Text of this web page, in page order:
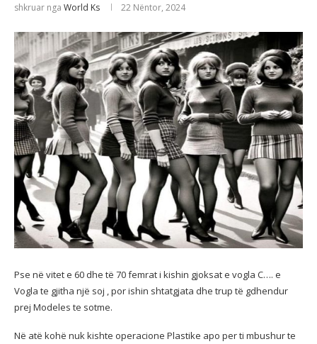
shkruar nga World Ks 22 Nëntor, 2024
Pse në vitet e 60 dhe të 70 femrat i kishin gjoksat e vogla C…. e
Vogla te gjitha një soj , por ishin shtatgjata dhe trup të gdhendur
prej Modeles te sotme.
Në atë kohë nuk kishte operacione Plastike apo per ti mbushur te